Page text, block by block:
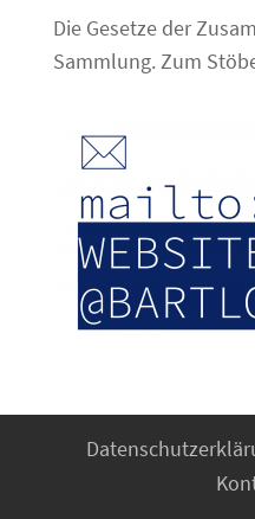
Die Gesetze der
Sammlung. Zum